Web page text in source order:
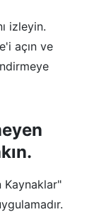
izleyin.
açın ve
Kaynaklar"